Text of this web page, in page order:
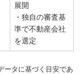
展開
・独自の審査基
準で不動産会社
を選定
タに基づく目安であ